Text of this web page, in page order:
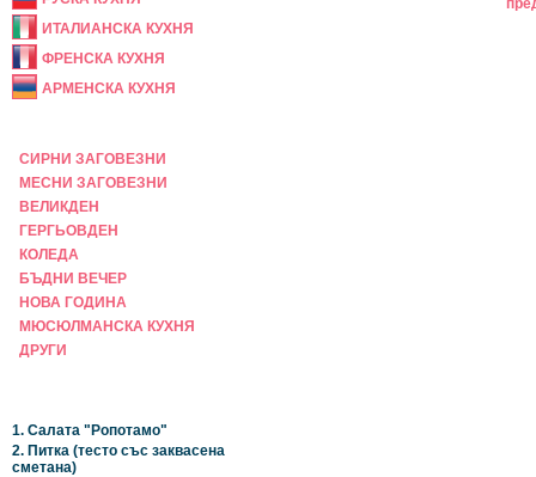
ИТАЛИАНСКА КУХНЯ
ФРЕНСКА КУХНЯ
АРМЕНСКА КУХНЯ
СИРНИ ЗАГОВЕЗНИ
МЕСНИ ЗАГОВЕЗНИ
ВЕЛИКДЕН
ГЕРГЬОВДЕН
КОЛЕДА
БЪДНИ ВЕЧЕР
НОВА ГОДИНА
МЮСЮЛМАНСКА КУХНЯ
ДРУГИ
1. Салата "Ропотамо"
2. Питка (тесто със заквасена
сметана)